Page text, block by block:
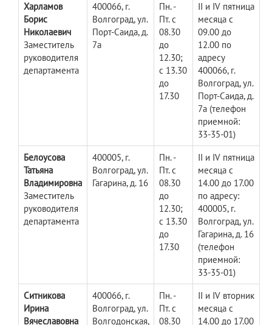
Харламов
Борис
Николаевич
Заместитель
руководителя
департамента
400066, г.
Волгоград, ул.
Порт-Саида, д.
7а
Пн. -
Пт. с
08.30
до
12.30;
с 13.30
до
17.30
II и IV пятница
месяца с
09.00 до
12.00 по
адресу
400066, г.
Волгоград, ул.
Порт-Саида, д.
7а (телефон
приемной:
33-35-01)
Белоусова
Татьяна
Владимировна
Заместитель
руководителя
департамента
400005, г.
Волгоград, ул.
Гагарина, д. 16
Пн. -
Пт. с
08.30
до
12.30;
с 13.30
до
17.30
II и IV пятница
месяца с
14.00 до 17.00
по адресу:
400005, г.
Волгоград, ул.
Гагарина, д. 16
(телефон
приемной:
33-35-01)
Ситникова
Ирина
Вячеславовна
400066, г.
Волгоград, ул.
Волгодонская,
Пн. -
Пт. с
08.30
II и IV вторник
месяца с
14.00 до 17.00